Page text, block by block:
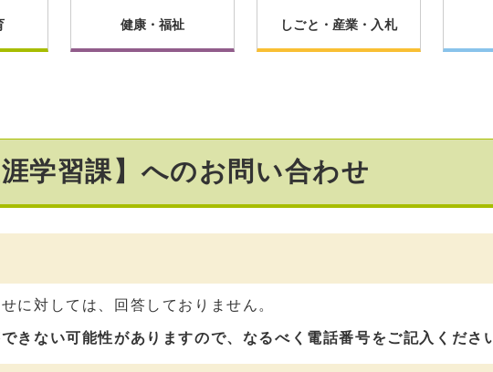
健康・福祉 しごと・産業・入札
学習課】へのお問い合わせ
に対しては、回答しておりません。
きない可能性がありますので、なるべく電話番号をご記入くださ